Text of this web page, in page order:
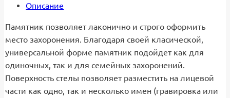
Описание
Памятник позволяет лаконично и строго оформить
место захоронения. Благодаря своей класической,
универсальной форме памятник подойдет как для
одиночных, так и для семейных захоронений.
Поверхность стелы позволяет разместить на лицевой
части как одно, так и несколько имен (гравировка или